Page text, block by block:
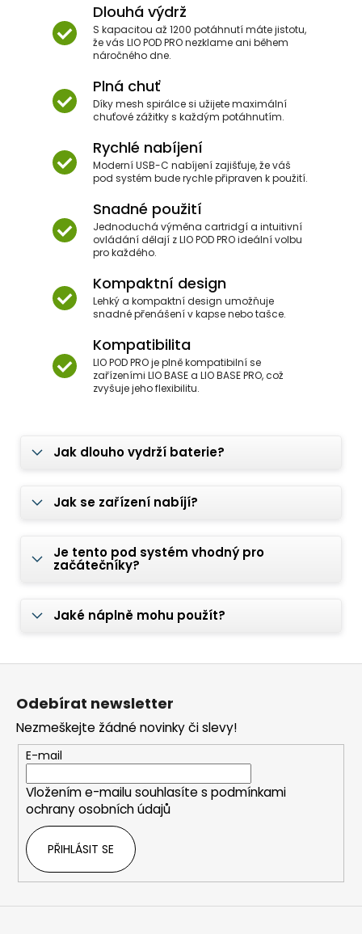
Dlouhá výdrž
S kapacitou až 1200 potáhnutí máte jistotu,
že vás LIO POD PRO nezklame ani během
náročného dne.
Plná chuť
Díky mesh spirálce si užijete maximální
chuťové zážitky s každým potáhnutím.
Rychlé nabíjení
Moderní USB-C nabíjení zajišťuje, že váš
pod systém bude rychle připraven k použití.
Snadné použití
Jednoduchá výměna cartridgí a intuitivní
ovládání dělají z LIO POD PRO ideální volbu
pro každého.
Kompaktní design
Lehký a kompaktní design umožňuje
snadné přenášení v kapse nebo tašce.
Kompatibilita
LIO POD PRO je plně kompatibilní se
zařízeními LIO BASE a LIO BASE PRO, což
zvyšuje jeho flexibilitu.
Jak dlouho vydrží baterie?
Jak se zařízení nabíjí?
Je tento pod systém vhodný pro
začátečníky?
Jaké náplně mohu použít?
Z
Odebírat newsletter
Nezmeškejte žádné novinky či slevy!
E-mail
Vložením e-mailu souhlasíte s podmínkami
ochrany osobních údajů
PŘIHLÁSIT SE